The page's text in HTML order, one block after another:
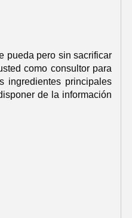
pueda pero sin sacrificar
como consultor para
ingredientes principales
de la información